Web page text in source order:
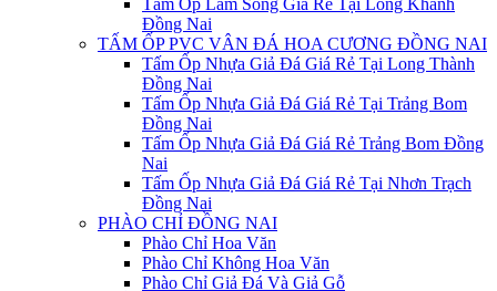
Tấm Ốp Lam Sóng Giá Rẻ Tại Long Khánh
Đồng Nai
TẤM ỐP PVC VÂN ĐÁ HOA CƯƠNG ĐỒNG NAI
Tấm Ốp Nhựa Giả Đá Giá Rẻ Tại Long Thành
Đồng Nai
Tấm Ốp Nhựa Giả Đá Giá Rẻ Tại Trảng Bom
Đồng Nai
Tấm Ốp Nhựa Giả Đá Giá Rẻ Trảng Bom Đồng
Nai
Tấm Ốp Nhựa Giả Đá Giá Rẻ Tại Nhơn Trạch
Đồng Nai
PHÀO CHỈ ĐỒNG NAI
Phào Chỉ Hoa Văn
Phào Chỉ Không Hoa Văn
Phào Chỉ Giả Đá Và Giả Gỗ